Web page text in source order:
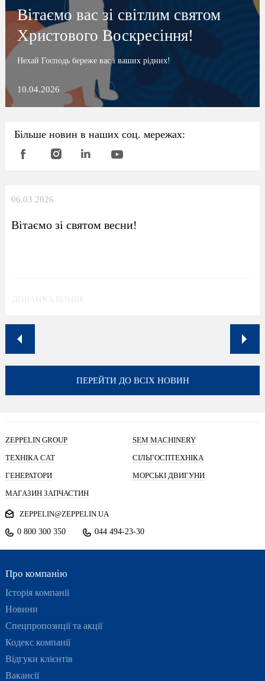
Вітаємо вас зі світлим святом
Христового Воскресіння!
Нехай Господь береже вас і ваших рідних!
10.04.2026
Більше новин в наших соц. мережах:
06.03.2026
Вітаємо зі святом весни!
ДІЗНАТИСЬ БІЛЬШЕ
ПЕРЕЙТИ ДО ВСІХ НОВИН
ZEPPELIN GROUP
SEM MACHINERY
ТЕХНІКА CAT
СІЛЬГОСПТЕХНІКА
ГЕНЕРАТОРИ
МОРСЬКІ ДВИГУНИ
МАГАЗИН ЗАПЧАСТИН
ZEPPELIN@ZEPPELIN.UA
0 800 300 350
044 494-23-30
Про компанію
Історія компанії
Новини
Спецпропозиції та акції
Кодекс компанії
Відгуки клієнтів
Вакансії